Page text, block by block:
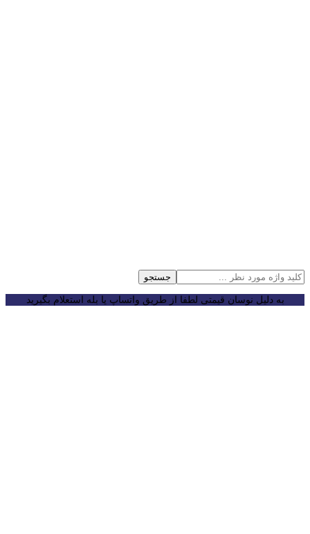
جستجو
به دلیل نوسان قیمتی لطفا از طریق واتساپ یا بله استعلام بگیرید